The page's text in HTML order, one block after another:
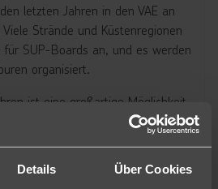
Details Über Cookies
letzten Jahren in den VAE an
Strände und Küstenregionen
für SUP-Boards an, und es werden
organisiert.
ist eine großartige Möglichkeit,
der VAE zu erkunden. In
Gelegenheiten für Kajaktouren,
zum Kajakfahren entlang